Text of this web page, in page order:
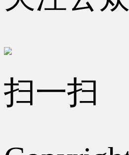
扫一扫